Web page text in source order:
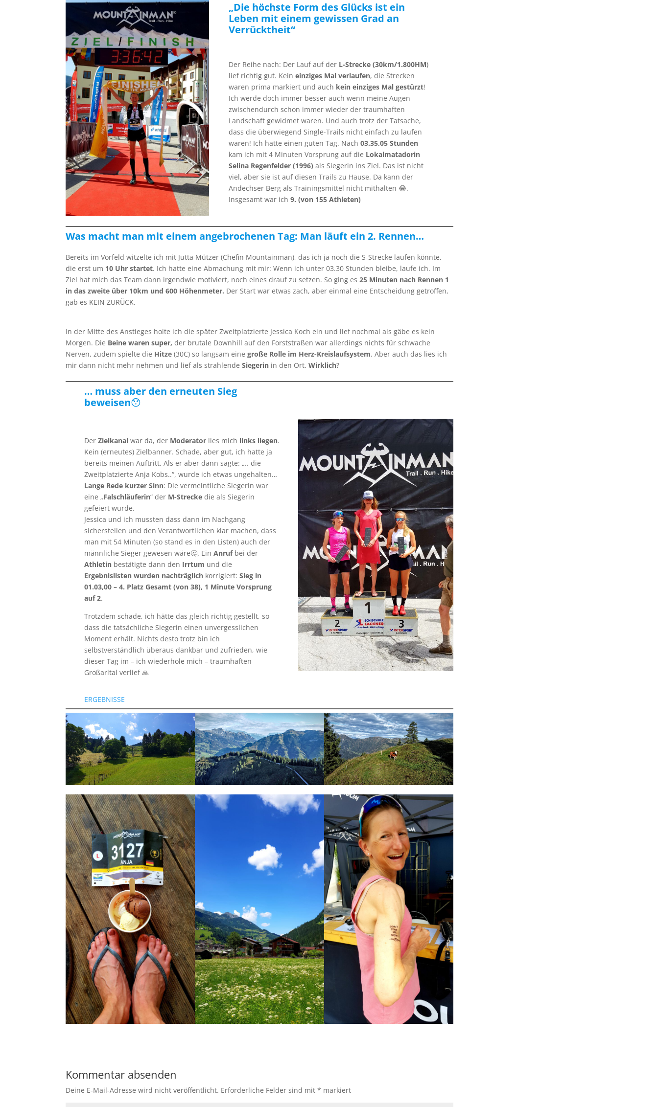
„Die höchste Form des Glücks ist ein
Leben mit einem gewissen Grad an
Verrücktheit“
Der Reihe nach: Der Lauf auf der L-Strecke (30km/1.800HM)
lief richtig gut. Keineinziges Mal verlaufen, die Strecken
waren prima markiert und auch kein einziges Mal gestürzt!
Ich werde doch immer besser auch wenn meine Augen
zwischendurch schon immer wieder der traumhaften
Landschaft gewidmet waren. Und auch trotz der Tatsache,
dass die überwiegend Single-Trails nicht einfach zu laufen
waren! Ich hatte einen guten Tag. Nach03.35,05 Stunden
kam ich mit 4 Minuten Vorsprung auf die Lokalmatadorin
Selina Regenfelder (1996) als Siegerin ins Ziel. Das ist nicht
viel, aber sie ist auf diesen Trails zu Hause. Da kann der
Andechser Berg als Trainingsmittel nicht mithalten 😂.
Insgesamt war ich9. (von 155 Athleten)
Was macht man mit einem angebrochenen Tag: Man läuft ein 2. Rennen…
Bereits im Vorfeld witzelte ich mit Jutta Mützer (Chefin Mountainman), das ich ja noch die S-Strecke laufen könnte,
die erst um 10 Uhr startet. Ich hatte eine Abmachung mit mir: Wenn ich unter 03.30 Stunden bleibe, laufe ich. Im
Ziel hat mich das Team dann irgendwie motiviert, noch eines drauf zu setzen. So ging es25 Minuten nach Rennen 1
in das zweite über 10km und 600 Höhenmeter. Der Start war etwas zach, aber einmal eine Entscheidung getroffen,
gab es KEIN ZURÜCK.
In der Mitte des Anstieges holte ich die später Zweitplatzierte Jessica Koch ein und lief nochmal als gäbe es kein
Morgen. Die Beine waren super, der brutale Downhill auf den Forststraßen war allerdings nichts für schwache
Nerven, zudem spielte die Hitze(30C) so langsam einegroße Rolle im Herz-Kreislaufsystem. Aber auch das lies ich
mir dann nicht mehr nehmen und lief als strahlendeSiegerin in den Ort.Wirklich?
… muss aber den erneuten Sieg
beweisen😯
DerZielkanalwar da, der Moderator lies mich links liegen.
Kein (erneutes) Zielbanner. Schade, aber gut, ich hatte ja
bereits meinen Auftritt. Als er aber dann sagte: „.. die
Zweitplatzierte Anja Kobs..“, wurde ich etwas ungehalten…
Lange Rede kurzer Sinn: Die vermeintliche Siegerin war
eine „Falschläuferin“ der M-Strecke die als Siegerin
gefeiert wurde.
Jessica und ich mussten dass dann im Nachgang
sicherstellen und den Verantwortlichen klar machen, dass
man mit 54 Minuten (so stand es in den Listen) auch der
männliche Sieger gewesen wäre🤔. EinAnruf bei der
Athletin bestätigte dann den Irrtum und die
Ergebnislisten wurden nachträglich korrigiert:Sieg in
01.03,00 – 4. Platz Gesamt (von 38), 1 Minute Vorsprung
auf 2.
Trotzdem schade, ich hätte das gleich richtig gestellt, so
dass die tatsächliche Siegerin einen unvergesslichen
Moment erhält. Nichts desto trotz bin ich
selbstverständlich überaus dankbar und zufrieden, wie
dieser Tag im – ich wiederhole mich – traumhaften
Großarltal verlief 🙏
ERGEBNISSE
Kommentar absenden
Deine E-Mail-Adresse wird nicht veröffentlicht. Erforderliche Felder sind mit* markiert